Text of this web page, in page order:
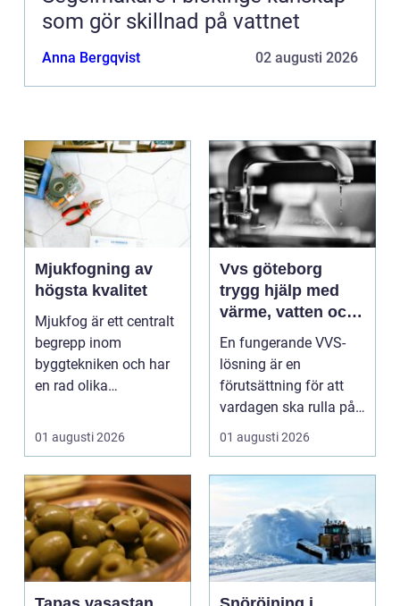
som gör skillnad på vattnet
Anna Bergqvist 02 augusti 2026
Mjukfogning av
högsta kvalitet
Mjukfog är ett centralt
begrepp inom
byggtekniken och har
en rad olika
..
01 augusti 2026
Vvs göteborg
trygg hjälp med
värme, vatten och
sanitet
En fungerande VVS-
lösning är en
förutsättning för att
vardagen ska rulla på.
När värmen strular,
01 augusti 2026